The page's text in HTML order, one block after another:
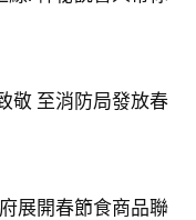
敬 至消防局發放春
展開春節食商品聯